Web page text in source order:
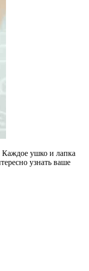
Каждое ушко и лапка
узнать ваше